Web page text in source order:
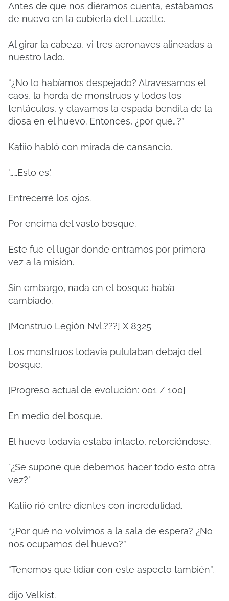
Antes de que nos diéramos cuenta, estábamos
de nuevo en la cubierta del Lucette.
Al girar la cabeza, vi tres aeronaves alineadas a
nuestro lado.
“¿No lo habíamos despejado? Atravesamos el
caos, la horda de monstruos y todos los
tentáculos, y clavamos la espada bendita de la
diosa en el huevo. Entonces, ¿por qué…?”
Katiio habló con mirada de cansancio.
'……Esto es.'
Entrecerré los ojos.
Por encima del vasto bosque.
Este fue el lugar donde entramos por primera
vez a la misión.
Sin embargo, nada en el bosque había
cambiado.
[Monstruo Legión Nvl.???] X 8325
Los monstruos todavía pululaban debajo del
bosque,
[Progreso actual de evolución: 001 / 100]
En medio del bosque.
El huevo todavía estaba intacto, retorciéndose.
"¿Se supone que debemos hacer todo esto otra
vez?"
Katiio rió entre dientes con incredulidad.
“¿Por qué no volvimos a la sala de espera? ¿No
nos ocupamos del huevo?”
“Tenemos que lidiar con este aspecto también”.
dijo Velkist.